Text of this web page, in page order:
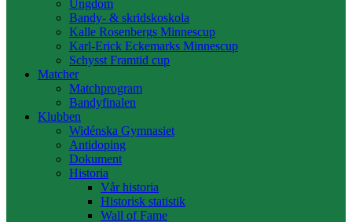
Ungdom
Bandy- & skridskoskola
Kalle Rosenbergs Minnescup
Karl-Erick Eckemarks Minnescup
Schysst Framtid cup
Matcher
Matchprogram
Bandyfinalen
Klubben
Widénska Gymnasiet
Antidoping
Dokument
Historia
Vår historia
Historisk statistik
Wall of Fame